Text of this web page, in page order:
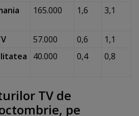
165.000 1,6 3,1
57.000 0,6
1,1
40.000 0,4 0,8
TV de
pe